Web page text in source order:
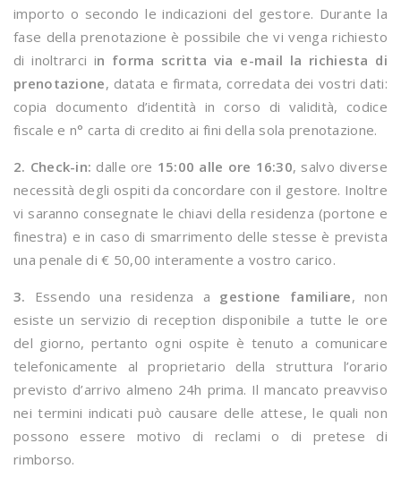
importo o secondo le indicazioni del gestore. Durante la
fase della prenotazione è possibile che vi venga richiesto
di inoltrarci in forma scritta via e-mail la richiesta di
prenotazione, datata e firmata, corredata dei vostri dati:
copia documento d’identità in corso di validità, codice
fiscale e n° carta di credito ai fini della sola prenotazione.
2. Check-in: dalle ore 15:00 alle ore 16:30, salvo diverse
necessità degli ospiti da concordare con il gestore. Inoltre
vi saranno consegnate le chiavi della residenza (portone e
finestra) e in caso di smarrimento delle stesse è prevista
una penale di € 50,00 interamente a vostro carico.
3. Essendo una residenza a gestione familiare, non
esiste un servizio di reception disponibile a tutte le ore
del giorno, pertanto ogni ospite è tenuto a comunicare
telefonicamente al proprietario della struttura l’orario
previsto d’arrivo almeno 24h prima. Il mancato preavviso
nei termini indicati può causare delle attese, le quali non
possono essere motivo di reclami o di pretese di
rimborso.